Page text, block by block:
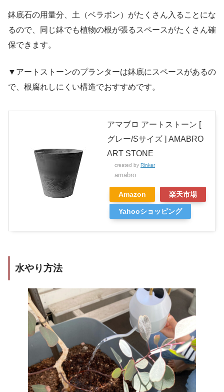
鉢底石の用量分、土（ベラボン）がたくさん入ることにな
るので、同じ鉢でも植物の根が張るスペースがたくさん確
保できます。
▼アートストーンのプランターは鉢底にスペースがあるの
で、根腐れしにくい構造でおすすめです。
アマブロ アートストーン [
グレー/Sサイズ ] AMABRO
ART STONE
created by Rinker
amabro
Amazon 楽天市場
Yahooショッピング
水やり方法